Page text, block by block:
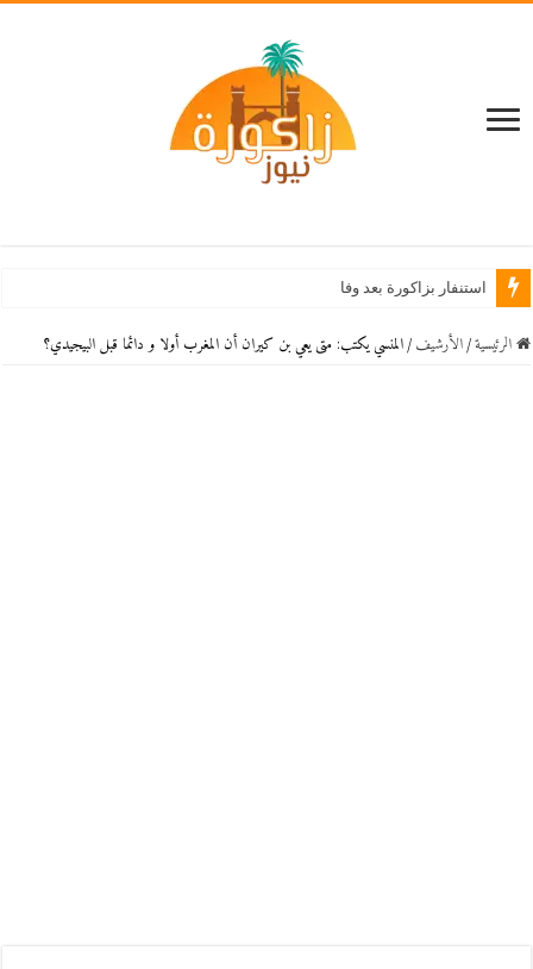
استنفار بزاكورة بعد وفاة طفلين غرقاً في واد درع
الرئيسية / اﻷرشيف / المنسي يكتب: متى يعي بن كيران أن المغرب أولا و دائما قبل البيجيدي؟